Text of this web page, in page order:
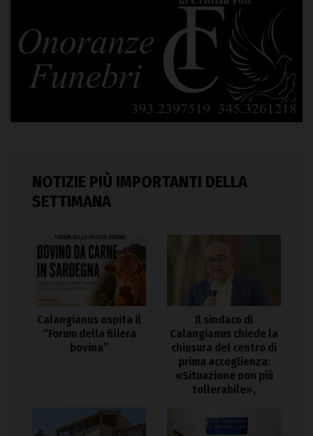
NOTIZIE PIÙ IMPORTANTI DELLA
SETTIMANA
Calangianus ospita il
“Forum della filiera
bovina”
Il sindaco di
Calangianus chiede la
chiusura del centro di
prima accoglienza:
«Situazione non più
tollerabile»,